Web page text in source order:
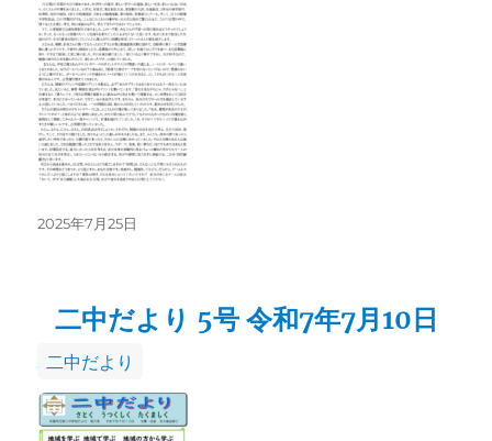
リ
ー
投
2025年7月25日
二中だより 5号 令和7年7月10日
カ
テ
ゴ
二中だより